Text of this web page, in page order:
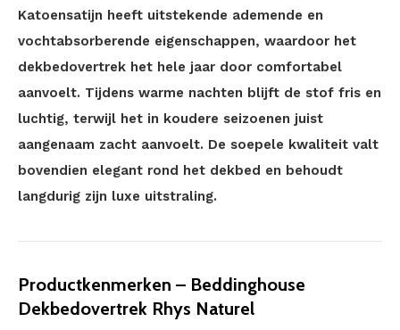
Katoensatijn heeft uitstekende ademende en
vochtabsorberende eigenschappen, waardoor het
dekbedovertrek het hele jaar door comfortabel
aanvoelt. Tijdens warme nachten blijft de stof fris en
luchtig, terwijl het in koudere seizoenen juist
aangenaam zacht aanvoelt. De soepele kwaliteit valt
bovendien elegant rond het dekbed en behoudt
langdurig zijn luxe uitstraling.
Productkenmerken – Beddinghouse
Dekbedovertrek Rhys Naturel